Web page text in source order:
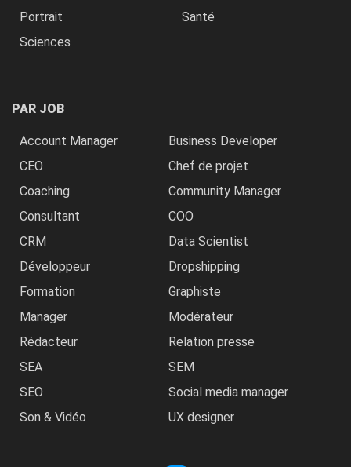
Portrait
Santé
Sciences
PAR JOB
Account Manager
Business Developer
CEO
Chef de projet
Coaching
Community Manager
Consultant
COO
CRM
Data Scientist
Développeur
Dropshipping
Formation
Graphiste
Manager
Modérateur
Rédacteur
Relation presse
SEA
SEM
SEO
Social media manager
Son & Vidéo
UX designer